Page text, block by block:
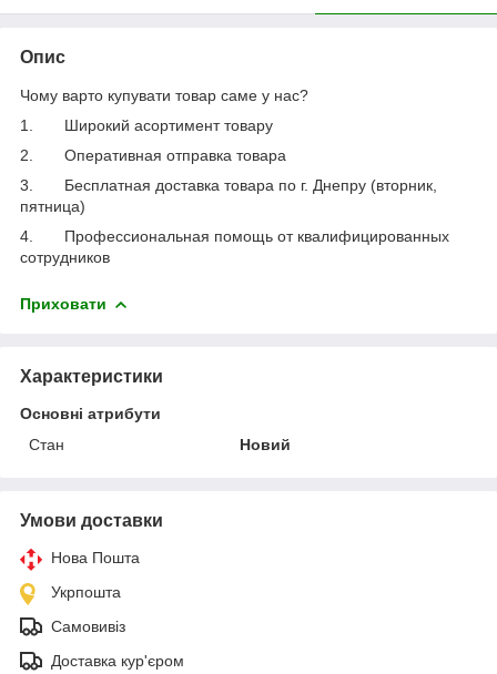
Опис
Чому варто купувати товар саме у нас?
1.
Широкий асортимент товару
2.
Оперативная отправка товара
3.
Бесплатная доставка товара по г. Днепру (вторник,
пятница)
4.
Профессиональная помощь от квалифицированных
сотрудников
Приховати
Характеристики
Основні атрибути
Стан
Новий
Умови доставки
Нова Пошта
Укрпошта
Самовивіз
Доставка кур'єром